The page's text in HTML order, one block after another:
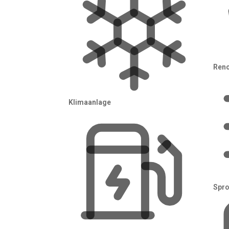
Klimaanlage
Auftrag.
Deutschlands Plattform für Photovoltaik,
Wärmepumpe und energetische Sanierung
inklusive Förder-Check.
Kostenlose
geprüfte Fachbetriebe, individuelle